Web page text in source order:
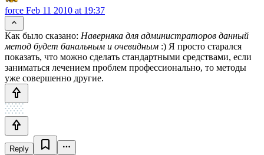
force Feb 11 2010 at 19:37
Как было сказано: Наверняка для администраторов данный
метод будет банальным и очевидным :) Я просто старался
показать, что можно сделать стандартными средствами, если
заниматься лечением проблем профессионально, то методы
уже совершенно другие.
Reply